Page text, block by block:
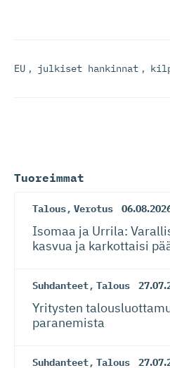
EU , julkiset hankinnat ,
Tuoreimmat
Talous, Verotus
Isomaa ja Urrila:
kasvua ja karkottaisi
Suhdanteet, Talous
Yritysten
paranemista
Suhdanteet, Talous